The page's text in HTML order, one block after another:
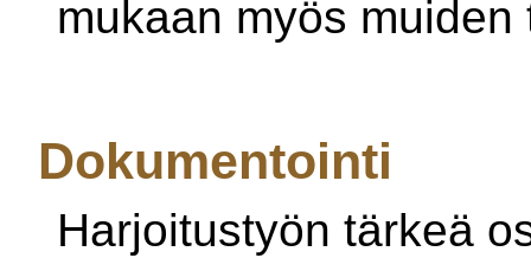
mukaan myös
Dokumentointi
Harjoitustyön tärkeä